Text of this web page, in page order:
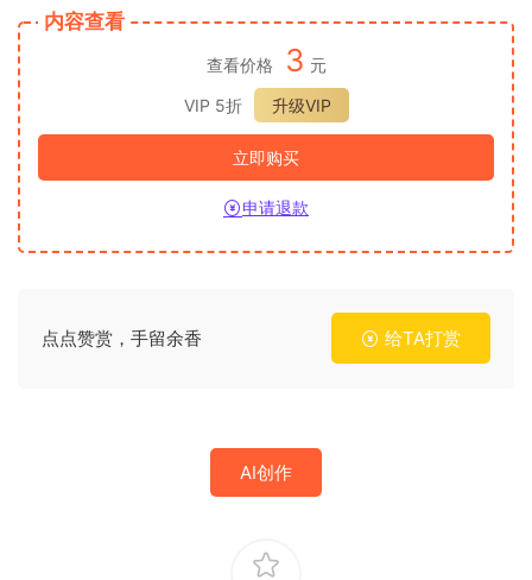
内容查看
查看价格 3 元
VIP 5折
升级VIP
立即购买
申请退款
点点赞赏，手留余香 给TA打赏
AI创作